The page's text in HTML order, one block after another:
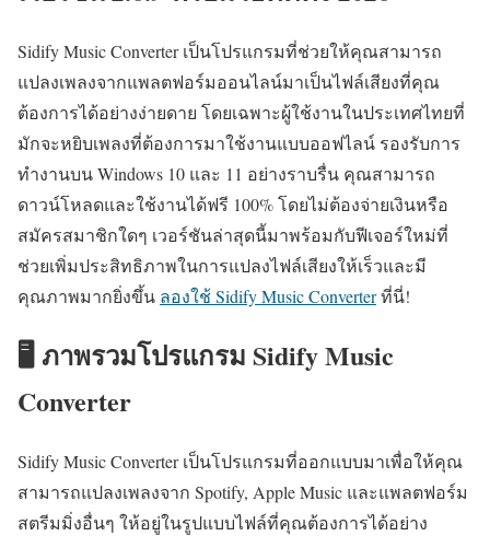
Sidify Music Converter เป็นโปรแกรมที่ช่วยให้คุณสามารถ
แปลงเพลงจากแพลตฟอร์มออนไลน์มาเป็นไฟล์เสียงที่คุณ
ต้องการได้อย่างง่ายดาย โดยเฉพาะผู้ใช้งานในประเทศไทยที่
มักจะหยิบเพลงที่ต้องการมาใช้งานแบบออฟไลน์ รองรับการ
ทำงานบน Windows 10 และ 11 อย่างราบรื่น คุณสามารถ
ดาวน์โหลดและใช้งานได้ฟรี 100% โดยไม่ต้องจ่ายเงินหรือ
สมัครสมาชิกใดๆ เวอร์ชันล่าสุดนี้มาพร้อมกับฟีเจอร์ใหม่ที่
ช่วยเพิ่มประสิทธิภาพในการแปลงไฟล์เสียงให้เร็วและมี
คุณภาพมากยิ่งขึ้น ลองใช้ Sidify Music Converterที่นี่!
🖥️ ภาพรวมโปรแกรม Sidify Music
Converter
Sidify Music Converter เป็นโปรแกรมที่ออกแบบมาเพื่อให้คุณ
สามารถแปลงเพลงจาก Spotify, Apple Music และแพลตฟอร์ม
สตรีมมิ่งอื่นๆ ให้อยู่ในรูปแบบไฟล์ที่คุณต้องการได้อย่าง